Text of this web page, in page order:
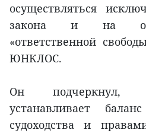
осуществляться
закона и на
«ответственной
ЮНКЛОС.
Он подчеркнул,
устанавливает
судоходства и